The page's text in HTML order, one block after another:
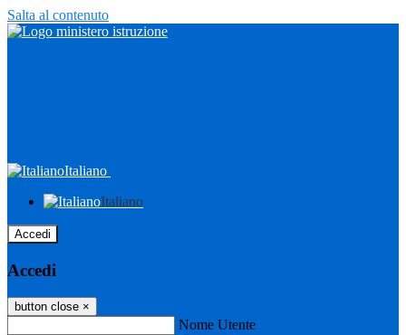
Salta al contenuto
Italiano
Italiano
Accedi
Accedi
button close ×
Nome Utente